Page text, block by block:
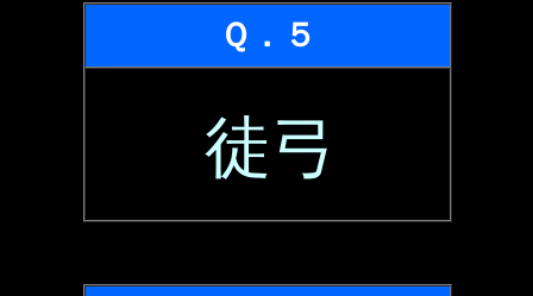
Ｑ．５
徒弓